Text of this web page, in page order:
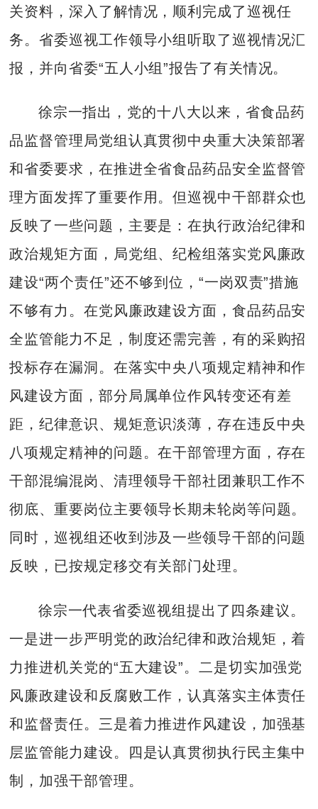
关资料，深入了解情况，顺利完成了巡视任
务。省委巡视工作领导小组听取了巡视情况汇
报，并向省委“五人小组”报告了有关情况。
徐宗一指出，党的十八大以来，省食品药
品监督管理局党组认真贯彻中央重大决策部署
和省委要求，在推进全省食品药品安全监督管
理方面发挥了重要作用。但巡视中干部群众也
反映了一些问题，主要是：在执行政治纪律和
政治规矩方面，局党组、纪检组落实党风廉政
建设“两个责任”还不够到位，“一岗双责”措施
不够有力。在党风廉政建设方面，食品药品安
全监管能力不足，制度还需完善，有的采购招
投标存在漏洞。在落实中央八项规定精神和作
风建设方面，部分局属单位作风转变还有差
距，纪律意识、规矩意识淡薄，存在违反中央
八项规定精神的问题。在干部管理方面，存在
干部混编混岗、清理领导干部社团兼职工作不
彻底、重要岗位主要领导长期未轮岗等问题。
同时，巡视组还收到涉及一些领导干部的问题
反映，已按规定移交有关部门处理。
徐宗一代表省委巡视组提出了四条建议。
一是进一步严明党的政治纪律和政治规矩，着
力推进机关党的“五大建设”。二是切实加强党
风廉政建设和反腐败工作，认真落实主体责任
和监督责任。三是着力推进作风建设，加强基
层监管能力建设。四是认真贯彻执行民主集中
制，加强干部管理。